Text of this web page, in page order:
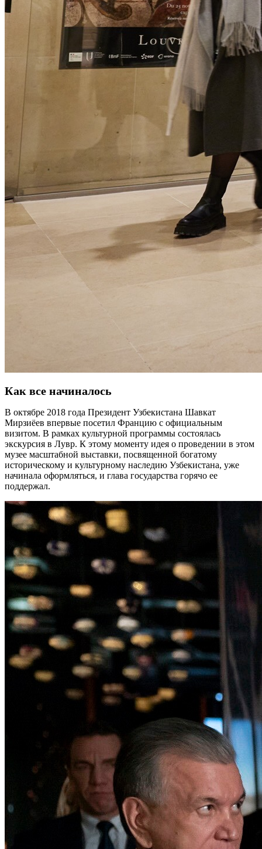
Как все начиналось
В октябре 2018 года Президент Узбекистана Шавкат
Мирзиёев впервые посетил Францию с официальным
визитом. В рамках культурной программы состоялась
экскурсия в Лувр. К этому моменту идея о проведении в этом
музее масштабной выставки, посвященной богатому
историческому и культурному наследию Узбекистана, уже
начинала оформляться, и глава государства горячо ее
поддержал.